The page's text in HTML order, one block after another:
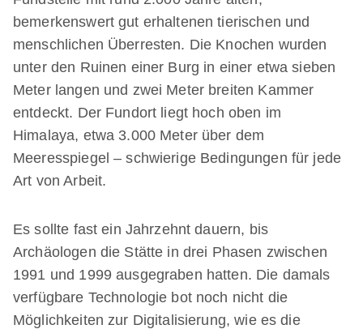
bemerkenswert gut erhaltenen tierischen und
menschlichen Überresten. Die Knochen wurden
unter den Ruinen einer Burg in einer etwa sieben
Meter langen und zwei Meter breiten Kammer
entdeckt. Der Fundort liegt hoch oben im
Himalaya, etwa 3.000 Meter über dem
Meeresspiegel – schwierige Bedingungen für jede
Art von Arbeit.
Es sollte fast ein Jahrzehnt dauern, bis
Archäologen die Stätte in drei Phasen zwischen
1991 und 1999 ausgegraben hatten. Die damals
verfügbare Technologie bot noch nicht die
Möglichkeiten zur Digitalisierung, wie es die